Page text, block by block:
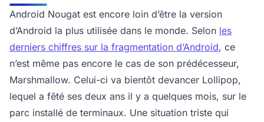
Android Nougat est encore loin d’être la version
d’Android la plus utilisée dans le monde. Selon les
derniers chiffres sur la fragmentation d’Android, ce
n’est même pas encore le cas de son prédécesseur,
Marshmallow. Celui-ci va bientôt devancer Lollipop,
lequel a fêté ses deux ans il y a quelques mois, sur le
parc installé de terminaux. Une situation triste qui